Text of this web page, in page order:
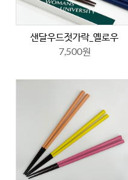
샌달우드젓가락_옐로우
7,500원